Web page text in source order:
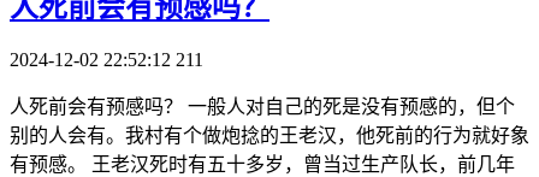
​人死前会有预感吗？
2024-12-02 22:52:12 211
人死前会有预感吗？ 一般人对自己的死是没有预感的，但个
别的人会有。我村有个做炮捻的王老汉，他死前的行为就好象
有预感。 王老汉死时有五十多岁，曾当过生产队长，前几年